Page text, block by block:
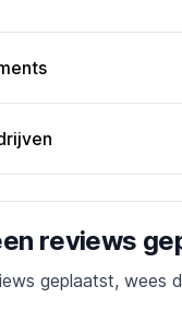
reviews
geplaatst, wees